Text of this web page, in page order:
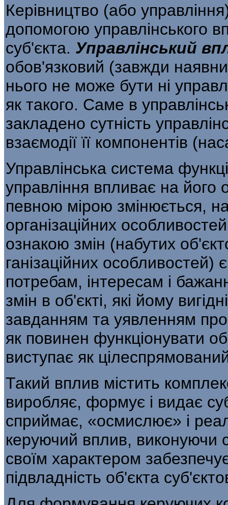
Керівництво (або
допомогою управлінського
суб'єкта. Управлінський
обов'язковий (завжди
нього не може бути ні
як такого. Саме в
закладено сутність
взаємодії її компонентів
Управлінська система
управ­ління впливає на його
певною мірою змі­нюється,
організаційних
ознакою змін (набутих
ганізаційних
потребам, інтере­сам і
змін в об'єкті, які йому
завданням та уявленням про
як повинен функціонувати
виступає як
Такий вплив містить
виробляє, формує і видає
сприймає, «осмислює» і
керуючий вплив, виконуючи
своїм характером
підвладність об'єкта